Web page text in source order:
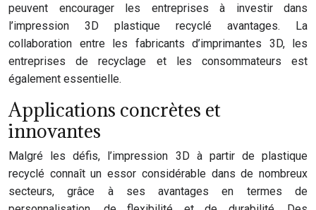
peuvent encourager les entreprises à investir dans
l’impression 3D plastique recyclé avantages. La
collaboration entre les fabricants d’imprimantes 3D, les
entreprises de recyclage et les consommateurs est
également essentielle.
Applications concrètes et
innovantes
Malgré les défis, l’impression 3D à partir de plastique
recyclé connaît un essor considérable dans de nombreux
secteurs, grâce à ses avantages en termes de